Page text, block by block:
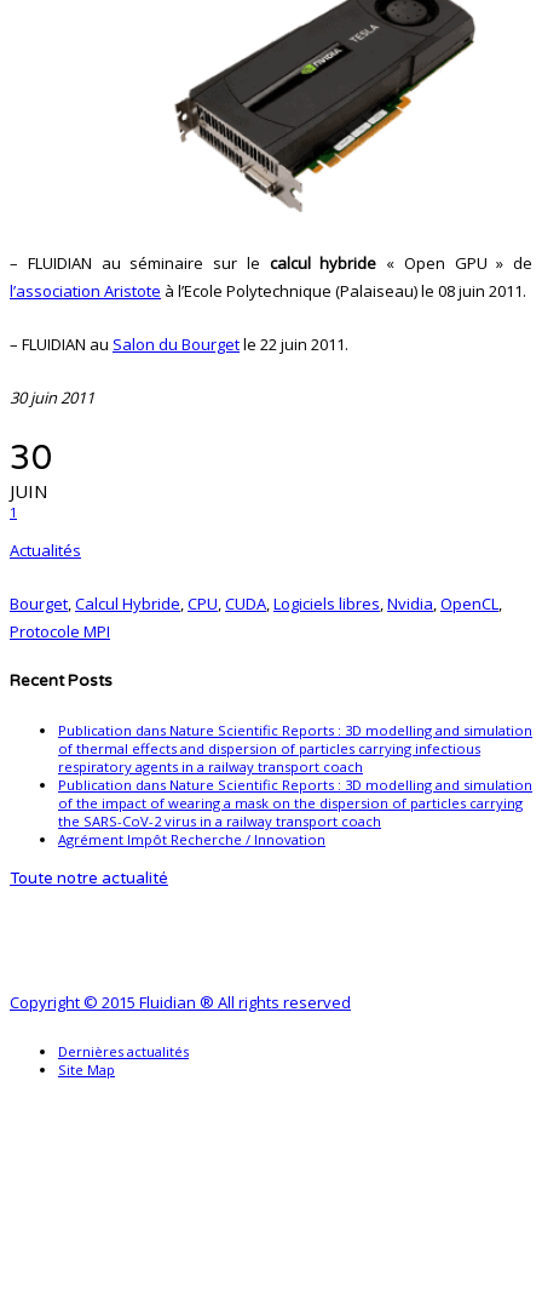
– FLUIDIAN au séminaire sur le calcul hybride « Open GPU » de
l’association Aristote à l’Ecole Polytechnique (Palaiseau) le 08 juin 2011.
– FLUIDIAN au Salon du Bourgetle 22 juin 2011.
30 juin 2011
30
JUIN
1
Actualités
Bourget Calcul Hybride CPU CUDA Logiciels libres Nvidia OpenCL
Protocole MPI
Recent Posts
Publication dans Nature Scientific Reports : 3D modelling and simulation
of thermal effects and dispersion of particles carrying infectious
respiratory agents in a railway transport coach
Publication dans Nature Scientific Reports : 3D modelling and simulation
of the impact of wearing a mask on the dispersion of particles carrying
the SARS-CoV-2 virus in a railway transport coach
Agrément Impôt Recherche / Innovation
Toute notre actualité
Copyright © 2015 Fluidian ® All rights reserved
Dernières actualités
Site Map